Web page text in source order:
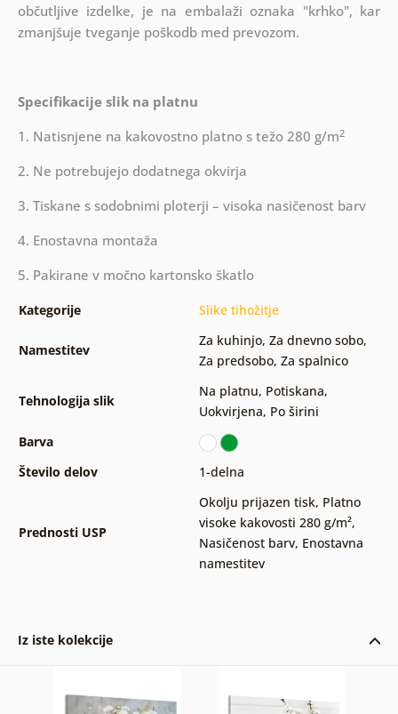
občutljive izdelke, je na embalaži oznaka "krhko", kar
zmanjšuje tveganje poškodb med prevozom.
Specifikacije slik na platnu
1. Natisnjene na kakovostno platno s težo 280 g/m2
2. Ne potrebujejo dodatnega okvirja
3. Tiskane s sodobnimi ploterji – visoka nasičenost barv
4. Enostavna montaža
5. Pakirane v močno kartonsko škatlo
Kategorije Slike tihožitje
Namestitev
Za kuhinjo, Za dnevno sobo,
Za predsobo, Za spalnico
Tehnologija slik
Na platnu, Potiskana,
Uokvirjena, Po širini
Barva
Število delov
1-delna
Prednosti USP
Okolju prijazen tisk, Platno
visoke kakovosti 280 g/m²,
Nasičenost barv, Enostavna
namestitev
Iz iste kolekcije